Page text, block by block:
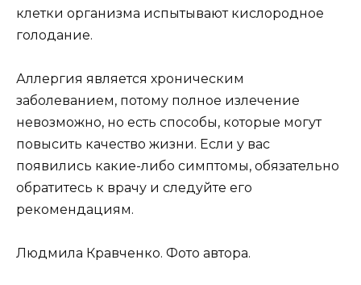
клетки организма испытывают кислородное
голодание.
Аллергия является хроническим
заболеванием, потому полное излечение
невозможно, но есть способы, которые могут
повысить качество жизни. Если у вас
появились какие-либо симптомы, обязательно
обратитесь к врачу и следуйте его
рекомендациям.
Людмила Кравченко. Фото автора.